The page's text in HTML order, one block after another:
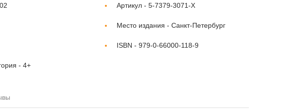
Артикул - 5-7379-3071-Х
Место издания - Санкт-Петербург
ISBN - 979-0-66000-118-9
- 4+